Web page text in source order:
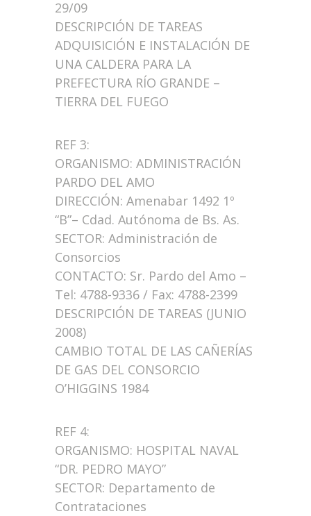
29/09
DESCRIPCIÓN DE TAREAS
ADQUISICIÓN E INSTALACIÓN DE
UNA CALDERA PARA LA
PREFECTURA RÍO GRANDE –
TIERRA DEL FUEGO
REF 3:
ORGANISMO: ADMINISTRACIÓN
PARDO DEL AMO
DIRECCIÓN: Amenabar 1492 1º
“B”– Cdad. Autónoma de Bs. As.
SECTOR: Administración de
Consorcios
CONTACTO: Sr. Pardo del Amo –
Tel: 4788-9336 / Fax: 4788-2399
DESCRIPCIÓN DE TAREAS (JUNIO
2008)
CAMBIO TOTAL DE LAS CAÑERÍAS
DE GAS DEL CONSORCIO
O’HIGGINS 1984
REF 4:
ORGANISMO: HOSPITAL NAVAL
“DR. PEDRO MAYO”
SECTOR: Departamento de
Contrataciones